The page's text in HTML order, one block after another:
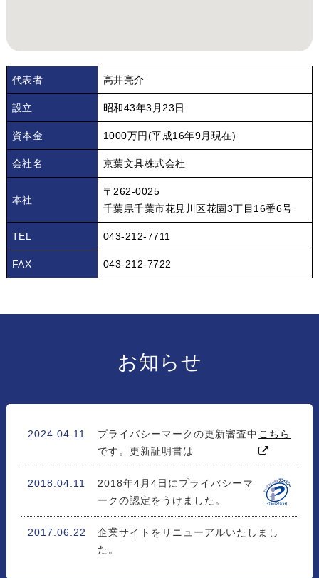
代表者 高井亮介
設立 昭和43年3月23日
資本金 1000万円(平成16年9月現在)
会社名 京葉文具株式会社
本社
〒262-0025
千葉県千葉市花見川区花園3丁目16番6号
TEL 043-212-7711
FAX 043-212-7722
お知らせ
2024.04.11
プライバシーマークの更新審査中
です。更新証明書は
こちら
2018.04.11
2018年4月4日にプライバシーマ
ークの認定をうけました。
2017.06.22
企業サイトをリニューアルいたしまし
た。